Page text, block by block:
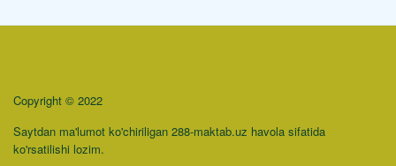
Copyright © 2022
Saytdan ma'lumot ko'chiriligan 288-maktab.uz havola sifatida
ko'rsatilishi lozim.